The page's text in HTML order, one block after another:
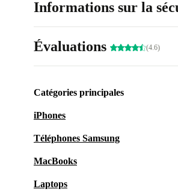
Informations sur la
Évaluations (4.6)
Catégories principales
iPhones
Téléphones Samsung
MacBooks
Laptops